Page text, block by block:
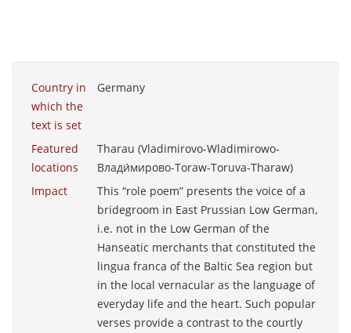
Country in
which the
text is set
Germany
Featured
locations
Tharau (Vladimirovo-Wladimirowo-
Влади́мирово-Toraw-Toruva-Tharaw)
Impact
This “role poem” presents the voice of a
bridegroom in East Prussian Low German,
i.e. not in the Low German of the
Hanseatic merchants that constituted the
lingua franca of the Baltic Sea region but
in the local vernacular as the language of
everyday life and the heart. Such popular
verses provide a contrast to the courtly